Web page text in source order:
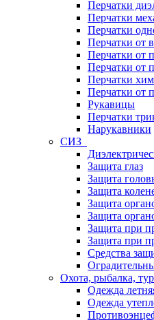
Перчатки
Перчатки
Перчатки
Перчатки от
Перчатки от
Перчатки от
Перчатки
Перчатки от
Рукавицы
Перчатки
Нарукавники
СИЗ
Защита глаз
Защита
Защита
Защита
Защита
Защита при
Защита при
Средства
Охота, рыбалка,
Одежда
Одежда